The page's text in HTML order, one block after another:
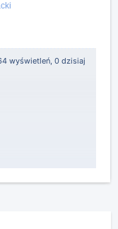
wyświetleń, 0 dzisiaj